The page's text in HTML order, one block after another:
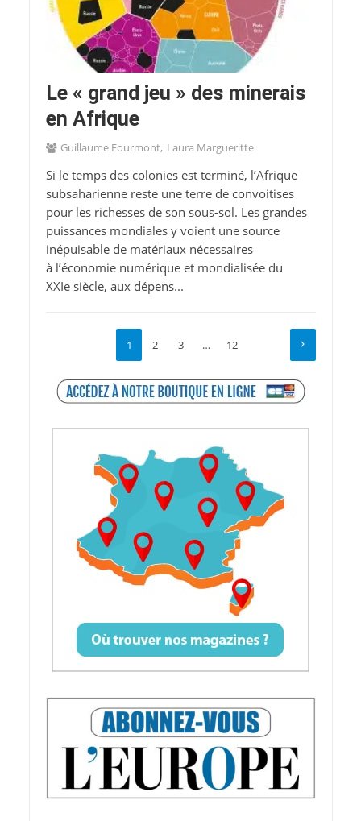
Le « grand jeu » des minerais
en Afrique
Guillaume Fourmont Laura Margueritte
Si le temps des colonies est terminé, l’Afrique
subsaharienne reste une terre de convoitises
pour les richesses de son sous-sol. Les grandes
puissances mondiales y voient une source
inépuisable de matériaux nécessaires
à l’économie numérique et mondialisée du
XXIe siècle, aux dépens...
1 2 3 … 12